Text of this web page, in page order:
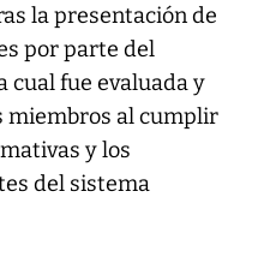
la presentación de
por parte del
cual fue evaluada y
miembros al cumplir
y los
del sistema